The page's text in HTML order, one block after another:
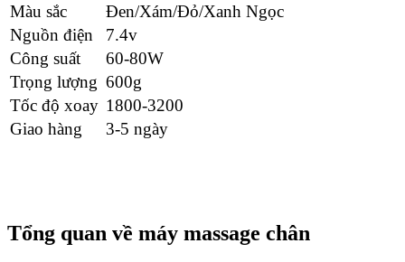
Màu sắc
Đen/Xám/Đỏ/Xanh Ngọc
Nguồn điện
7.4v
Công suất
60-80W
Trọng lượng 600g
Tốc độ xoay 1800-3200
Giao hàng
3-5 ngày
Tổng quan về máy massage chân